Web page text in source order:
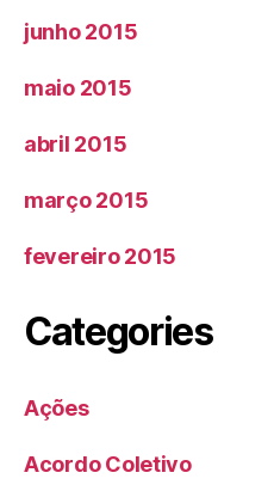
junho 2015
maio 2015
abril 2015
março 2015
fevereiro 2015
Categories
Ações
Acordo Coletivo